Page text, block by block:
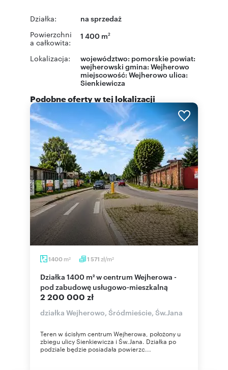
Działka: na sprzedaż
Powierzchni
a całkowita:
1 400 m2
Lokalizacja: województwo: pomorskie powiat:
wejherowski gmina: Wejherowo
miejscowość:Wejherowo ulica:
Sienkiewicza
Podobne oferty w tej lokalizacji
1400 m2 1 571 zł/m2
Działka 1400 m² w centrum Wejherowa -
pod zabudowę usługowo-mieszkalną
2 200 000 zł
działka Wejherowo, Śródmieście, Św.Jana
Teren w ścisłym centrum Wejherowa, położony u
zbiegu ulicy Sienkiewicza i Św.Jana. Działka po
podziale będzie posiadała powierzc...